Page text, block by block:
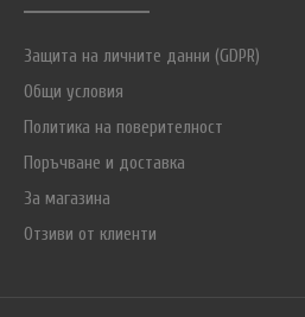
Защита на личните данни (GDPR)
Общи условия
Политика на поверителност
Поръчване и доставка
За магазина
Отзиви от клиенти